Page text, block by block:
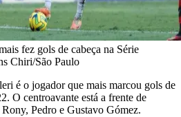
fez gols de cabeça na Série
Chiri/São Paulo
é o jogador que mais marcou gols de
O centroavante está a frente de
Pedro e Gustavo Gómez.